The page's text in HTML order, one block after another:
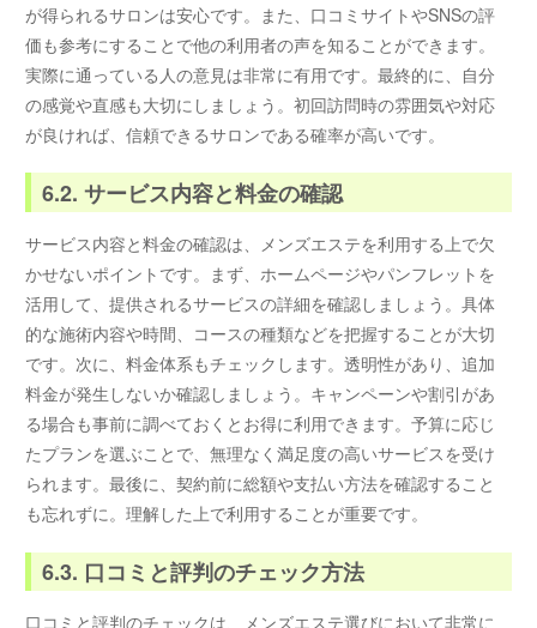
が得られるサロンは安心です。また、口コミサイトやSNSの評
価も参考にすることで他の利用者の声を知ることができます。
実際に通っている人の意見は非常に有用です。最終的に、自分
の感覚や直感も大切にしましょう。初回訪問時の雰囲気や対応
が良ければ、信頼できるサロンである確率が高いです。
6.2. サービス内容と料金の確認
サービス内容と料金の確認は、メンズエステを利用する上で欠
かせないポイントです。まず、ホームページやパンフレットを
活用して、提供されるサービスの詳細を確認しましょう。具体
的な施術内容や時間、コースの種類などを把握することが大切
です。次に、料金体系もチェックします。透明性があり、追加
料金が発生しないか確認しましょう。キャンペーンや割引があ
る場合も事前に調べておくとお得に利用できます。予算に応じ
たプランを選ぶことで、無理なく満足度の高いサービスを受け
られます。最後に、契約前に総額や支払い方法を確認すること
も忘れずに。理解した上で利用することが重要です。
6.3. 口コミと評判のチェック方法
口コミと評判のチェックは、メンズエステ選びにおいて非常に